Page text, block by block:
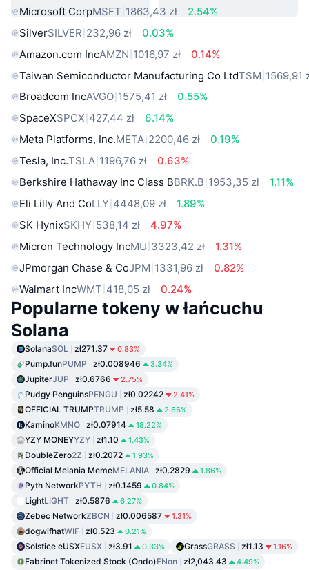
Microsoft CorpMSFT 1863,43 zł
2.54%
SilverSILVER 232,96 zł
0.03%
Amazon.com IncAMZN 1016,97 zł
0.14%
Taiwan Semiconductor Manufacturing Co LtdTSM 1569,91
Broadcom IncAVGO 1575,41 zł
0.55%
SpaceXSPCX 427,44 zł
6.14%
Meta Platforms, Inc.META 2200,46 zł
0.19%
Tesla, Inc.TSLA 1196,76 zł
0.63%
Berkshire Hathaway Inc Class BBRK.B 1953,35 zł
1.11%
Eli Lilly And CoLLY 4448,09 zł
1.89%
SK HynixSKHY 538,14 zł
4.97%
Micron Technology IncMU 3323,42 zł
1.31%
JPmorgan Chase & CoJPM 1331,96 zł
0.82%
Walmart IncWMT 418,05 zł 0.24%
Popularne tokeny w łańcuchu
Solana
SolanaSOL zł271.37 0.83%
Pump.funPUMP zł0.008946 3.34%
JupiterJUP zł0.6766 2.75%
Pudgy PenguinsPENGU zł0.02242 2.41%
OFFICIAL TRUMPTRUMP zł5.58 2.66%
KaminoKMNO zł0.07914 18.22%
YZY MONEYYZY zł1.10 1.43%
DoubleZero2Z zł0.2072 1.93%
Official Melania MemeMELANIA zł0.2829 1.86%
Pyth NetworkPYTH zł0.1459 0.84%
LightLIGHT zł0.5876 6.27%
Zebec NetworkZBCN zł0.006587 1.31%
dogwifhatWIF zł0.523 0.21%
Solstice eUSXEUSX zł3.91 0.33% GrassGRASS zł1.13 1.16%
Fabrinet Tokenized Stock (Ondo)FNon zł2,043.43 4.49%